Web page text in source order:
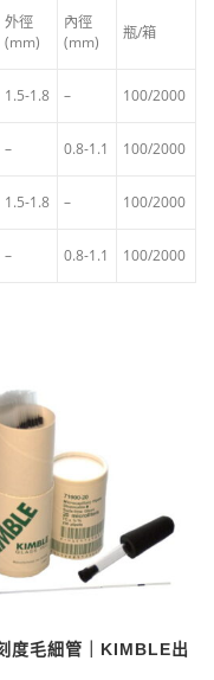
外徑
(mm)
內徑
(mm)
瓶/箱
1.5-1.8 – 100/2000
– 0.8-1.1 100/2000
1.5-1.8 – 100/2000
– 0.8-1.1 100/2000
度毛細管｜KIMBLE出